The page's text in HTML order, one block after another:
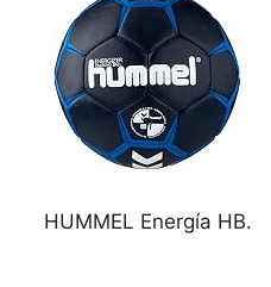
HUMMEL Energía HB.